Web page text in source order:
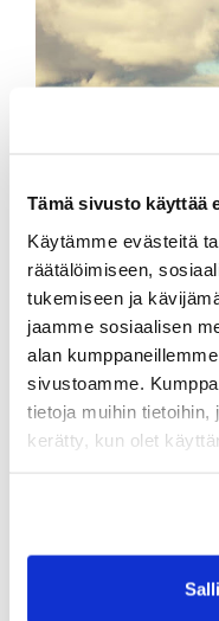
Tämä sivusto käyttää
Käytämme evästeitä
räätälöimiseen,
tukemiseen ja
jaamme sosiaalisen
alan
sivustoamme.
tietoja muihin tietoihin,
kerätty, kun olet